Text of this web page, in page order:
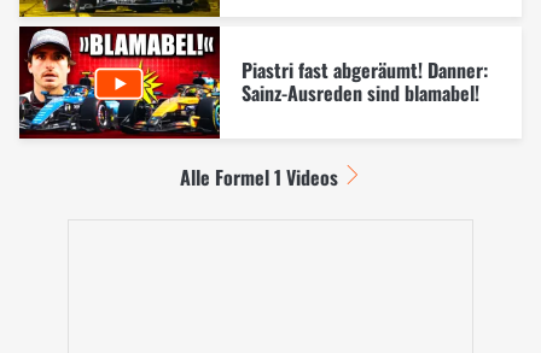
Piastri fast abgeräumt! Danner:
Sainz-Ausreden sind blamabel!
Alle Formel 1 Videos